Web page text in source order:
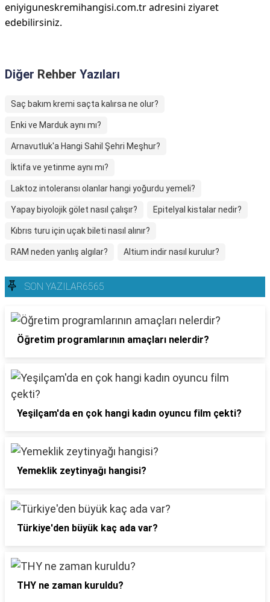
eniyiguneskremihangisi.com.tr adresini ziyaret
edebilirsiniz.
Diğer Rehber Yazıları
Saç bakım kremi saçta kalırsa ne olur?
Enki ve Marduk aynı mı?
Arnavutluk'a Hangi Sahil Şehri Meşhur?
İktifa ve yetinme aynı mı?
Laktoz intoleransı olanlar hangi yoğurdu yemeli?
Yapay biyolojik gölet nasıl çalışır? Epitelyal kistalar nedir?
Kıbrıs turu için uçak bileti nasıl alınır?
RAM neden yanlış algılar? Altium indir nasıl kurulur?
SON YAZILAR6565
Öğretim programlarının amaçları nelerdir?
Yeşilçam'da en çok hangi kadın oyuncu film çekti?
Yemeklik zeytinyağı hangisi?
Türkiye'den büyük kaç ada var?
THY ne zaman kuruldu?